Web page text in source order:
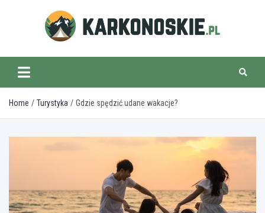
karkonoskie.pl
Home Turystyka Gdzie spędzić udane wakacje?